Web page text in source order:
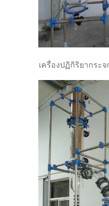
เครื่องปฏิกิริยากระ